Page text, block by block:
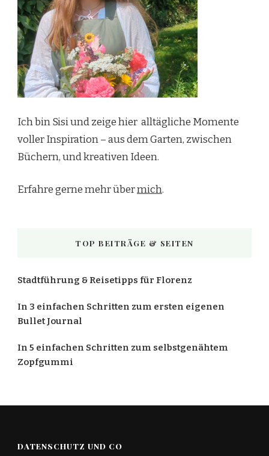
Ich bin Sisi und zeige hier alltägliche Momente
voller Inspiration – aus dem Garten, zwischen
Büchern, und kreativen Ideen.
Erfahre gerne mehr übermich.
TOP BEITRÄGE & SEITEN
Stadtführung & Reisetipps für Florenz
In 3 einfachen Schritten zum ersten eigenen
Bullet Journal
In 5 einfachen Schritten zum selbstgenähtem
Zopfgummi
DATENSCHUTZ UND CO